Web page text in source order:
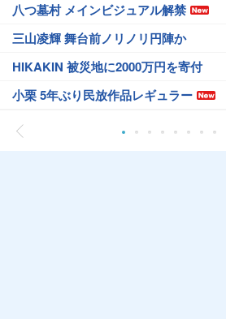
八つ墓村 メインビジュアル解禁
三山凌輝 舞台前ノリノリ円陣か
HIKAKIN 被災地に2000万円を寄付
小栗 5年ぶり民放作品レギュラー